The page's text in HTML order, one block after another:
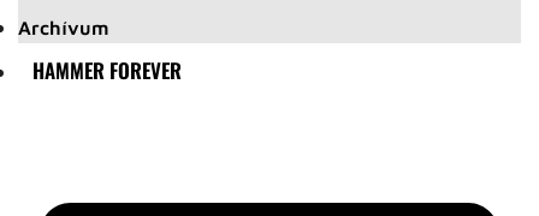
Archívum
HAMMER FOREVER